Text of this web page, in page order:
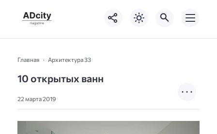
Главная Архитектура 33
10 открытых ванн
22 марта 2019